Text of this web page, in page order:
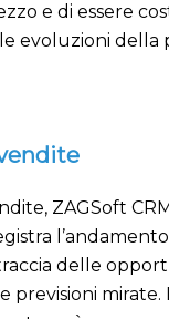
e di essere
evoluzioni della
ZAGSoft
delle
previsioni mirate.